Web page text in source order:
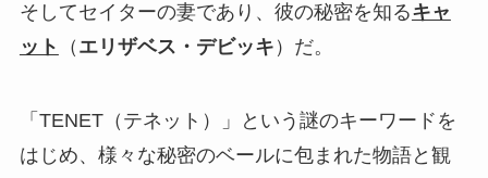
そしてセイターの妻であり、彼の秘密を知るキャ
ット
（ エリザベス・デビッキ ）だ。
「TENET（テネット）」という謎のキーワードを
はじめ、様々な秘密のベールに包まれた物語と観